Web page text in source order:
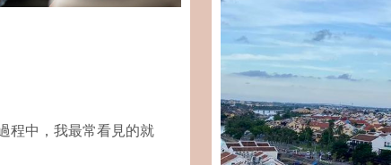
程中，我最常看見的就